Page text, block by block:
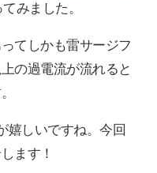
みました。
てしかも雷サージフ
の過電流が流れると
嬉しいですね。今回
します！